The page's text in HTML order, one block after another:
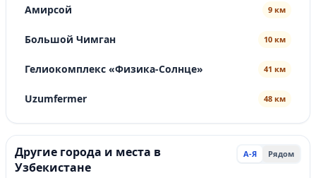
Амирсой 9 км
Большой Чимган 10 км
Гелиокомплекс «Физика-Солнце» 41 км
Uzumfermer 48 км
Другие города и места в
Узбекистане
А-Я Рядом